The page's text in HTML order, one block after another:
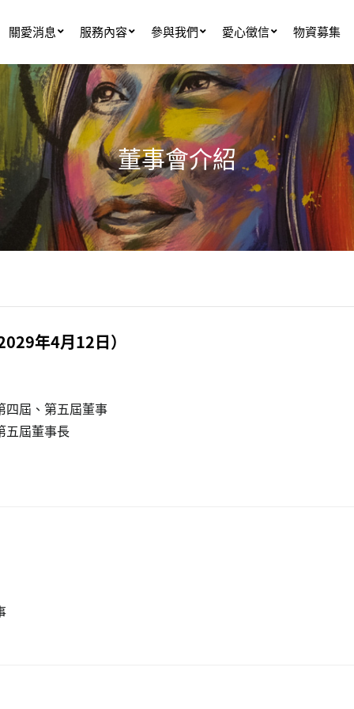
關愛消息 服務內容 參與我們 愛心徵信 物資募集
董事會介紹
年4月12日）
四屆、第五屆董事
五屆董事長